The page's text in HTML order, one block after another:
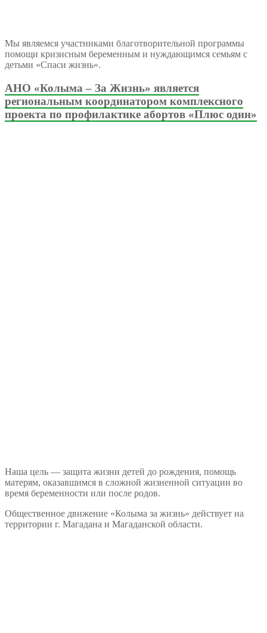
Мы являемся участниками благотворительной программы
помощи кризисным беременным и нуждающимся семьям с
детьми «Спаси жизнь».
АНО «Колыма – За Жизнь» является
региональным координатором комплексного
проекта по профилактике абортов «Плюс один»
Наша цель — защита жизни детей до рождения, помощь
матерям, оказавшимся в сложной жизненной ситуации во
время беременности или после родов.
Общественное движение «Колыма за жизнь» действует на
территории г. Магадана и Магаданской области.